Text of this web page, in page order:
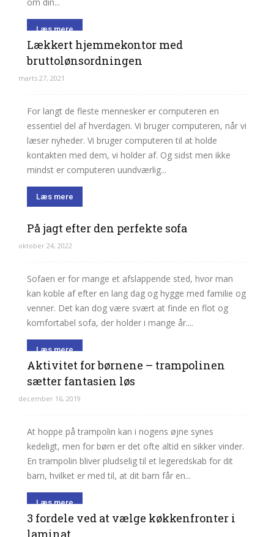
Læs mere
Lækkert hjemmekontor med
bruttolønsordningen
marts 27, 2021
For langt de fleste mennesker er computeren en
essentiel del af hverdagen. Vi bruger computeren, når vi
læser nyheder. Vi bruger computeren til at holde
kontakten med dem, vi holder af. Og sidst men ikke
mindst er computeren uundværlig...
Læs mere
På jagt efter den perfekte sofa
oktober 24, 2022
Sofaen er for mange et afslappende sted, hvor man
kan koble af efter en lang dag og hygge med familie og
venner. Det kan dog være svært at finde en flot og
komfortabel sofa, der holder i mange år....
Læs mere
Aktivitet for børnene – trampolinen
sætter fantasien løs
december 16, 2019
At hoppe på trampolin kan i nogens øjne synes
kedeligt, men for børn er det ofte altid en sikker vinder.
En trampolin bliver pludselig til et legeredskab for dit
barn, hvilket er med til, at dit barn får en...
Læs mere
3 fordele ved at vælge køkkenfronter i
laminat